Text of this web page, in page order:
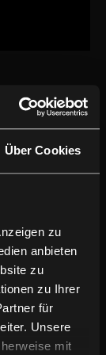
Über Cookies
zu
anbieten
zu
zu Ihrer
für
Unsere
mit
wegen seiner